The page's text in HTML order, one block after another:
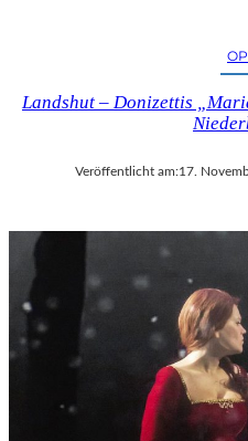
Landshut – Donizettis
Veröffentlicht am:17.